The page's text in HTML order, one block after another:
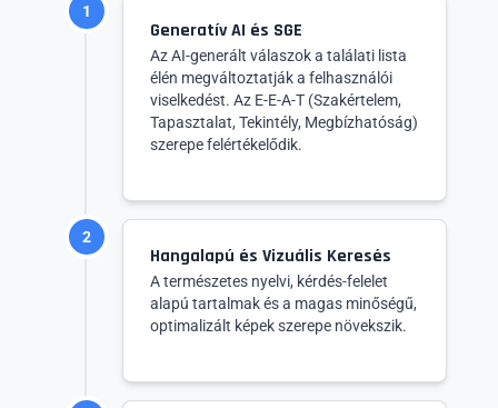
1
Generatív AI és SGE
Az AI-generált válaszok a találati lista
élén megváltoztatják a felhasználói
viselkedést. Az E-E-A-T (Szakértelem,
Tapasztalat, Tekintély, Megbízhatóság)
szerepe felértékelődik.
2
Hangalapú és Vizuális Keresés
A természetes nyelvi, kérdés-felelet
alapú tartalmak és a magas minőségű,
optimalizált képek szerepe növekszik.